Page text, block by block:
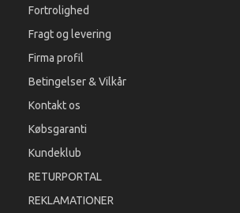
Fortrolighed
Fragt og levering
Firma profil
Betingelser & Vilkår
Kontakt os
Købsgaranti
Kundeklub
RETURPORTAL
REKLAMATIONER